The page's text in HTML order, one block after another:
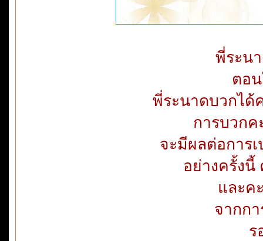
พี่ระน
ตอ
พี่ระนาดบวกได้
การบวก
จะมีผลต่อการ
อย่างครั้งนี้
และค
จากก
ร